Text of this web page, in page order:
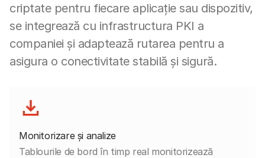
criptate pentru fiecare aplicație sau dispozitiv,
se integrează cu infrastructura PKI a
companiei și adaptează rutarea pentru a
asigura o conectivitate stabilă și sigură.
Monitorizare și analize
Tablourile de bord în timp real monitorizează